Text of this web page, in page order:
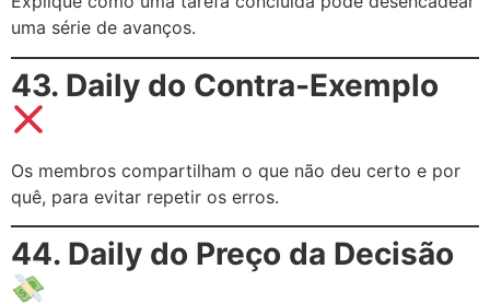
uma série de avanços.
43. Daily do Contra-Exemplo
Os membros compartilham o que não deu certo e por
quê, para evitar repetir os erros.
44. Daily do Preço da Decisão